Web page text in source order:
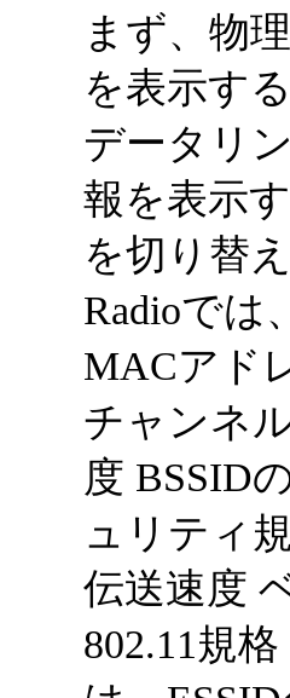
まず、物
を表示す
データリ
報を表示
を切り替
Radioでは
MACアド
チャンネ
度 BSSID
ュリティ
伝送速度
802.11規